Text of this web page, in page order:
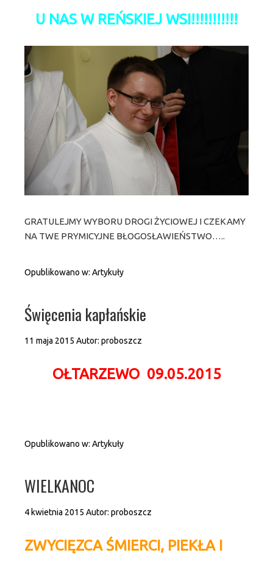
U NAS W REŃSKIEJ WSI!!!!!!!!!!!
GRATULEJMY WYBORU DROGI ŻYCIOWEJ I CZEKAMY
NA TWE PRYMICYJNE BŁOGOSŁAWIEŃSTWO…..
Opublikowano w: Artykuły
Święcenia kapłańskie
11 maja 2015 Autor: proboszcz
OŁTARZEWO 09.05.2015
Opublikowano w: Artykuły
WIELKANOC
4 kwietnia 2015 Autor: proboszcz
ZWYCIĘZCA ŚMIERCI, PIEKŁA I